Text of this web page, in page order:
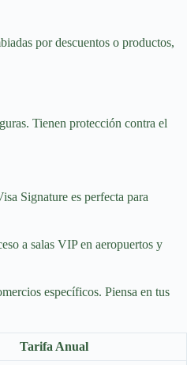
por descuentos o productos,
Tienen protección contra el
Signature es perfecta para
a salas VIP en aeropuertos y
específicos. Piensa en tus
Tarifa Anual